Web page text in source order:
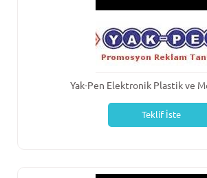
Yak-Pen Elektronik Plastik ve
Teklif İste